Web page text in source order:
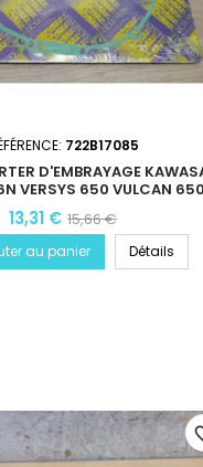
722B17085
D'EMBRAYAGE
VERSYS 650 VULCAN 650
13,31 € 15,66 €
au panier Détails